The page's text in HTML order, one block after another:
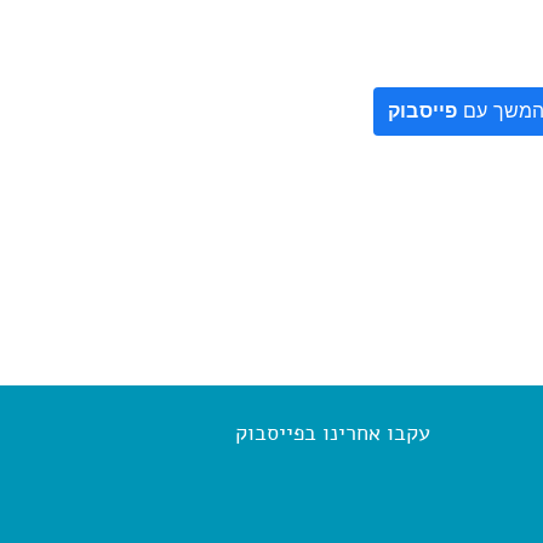
המשך עם פייסבוק
עקבו אחרינו בפייסבוק